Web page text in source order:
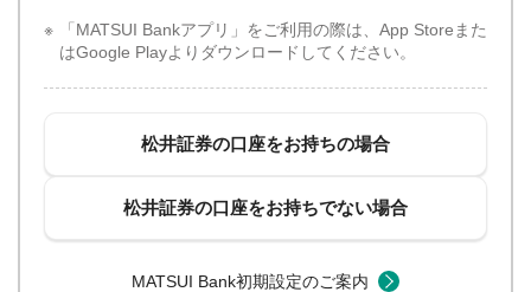
「MATSUI Bankアプリ」をご利用の際は、App Storeまた
はGoogle Playよりダウンロードしてください。
松井証券の口座をお持ちの場合
松井証券の口座をお持ちでない場合
MATSUI Bank初期設定のご案内